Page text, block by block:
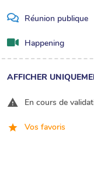
Réunion publique
Happening
AFFICHER
En cours de
Vos favoris